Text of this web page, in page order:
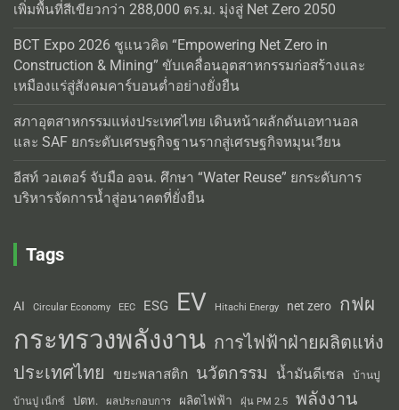
เพิ่มพื้นที่สีเขียวกว่า 288,000 ตร.ม. มุ่งสู่ Net Zero 2050
BCT Expo 2026 ชูแนวคิด “Empowering Net Zero in
Construction & Mining” ขับเคลื่อนอุตสาหกรรมก่อสร้างและ
เหมืองแร่สู่สังคมคาร์บอนต่ำอย่างยั่งยืน
สภาอุตสาหกรรมแห่งประเทศไทย เดินหน้าผลักดันเอทานอล
และ SAF ยกระดับเศรษฐกิจฐานรากสู่เศรษฐกิจหมุนเวียน
อีสท์ วอเตอร์ จับมือ อจน. ศึกษา “Water Reuse” ยกระดับการ
บริหารจัดการน้ำสู่อนาคตที่ยั่งยืน
Tags
AI Circular Economy EEC ESG EV Hitachi Energy net zero กฟผ
กระทรวงพลังงาน การไฟฟ้าฝ่ายผลิตแห่ง
ประเทศไทย
ขยะพลาสติก นวัตกรรม น้ำมันดีเซล บ้านปู
บ้านปู เน็กซ์ ปตท. ผลประกอบการ ผลิตไฟฟ้า ฝุ่น PM 2.5 พลังงาน